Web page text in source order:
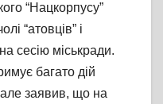
“Нацкорпусу”
“атовців” і
сесію міськради.
багато дій
заявив, що на